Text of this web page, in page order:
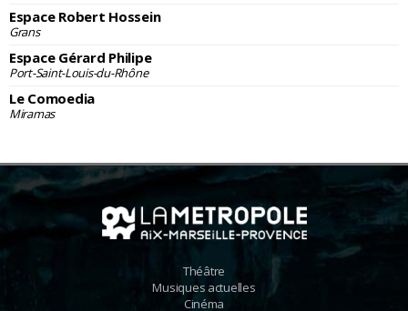
Espace Robert Hossein
Grans
Espace Gérard Philipe
Port-Saint-Louis-du-Rhône
Le Comoedia
Miramas
Théâtre
Musiques actuelles
Cinéma